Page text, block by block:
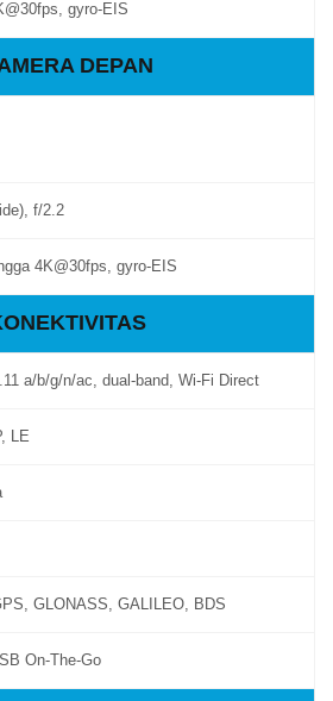
gyro-EIS
DEPAN
f/2.2
4K@30fps, gyro-EIS
a/b/g/n/ac, dual-band, Wi-Fi Direct
LE
GLONASS, GALILEO, BDS
On-The-Go